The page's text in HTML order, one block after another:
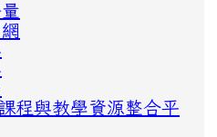
程與教學資源整合平